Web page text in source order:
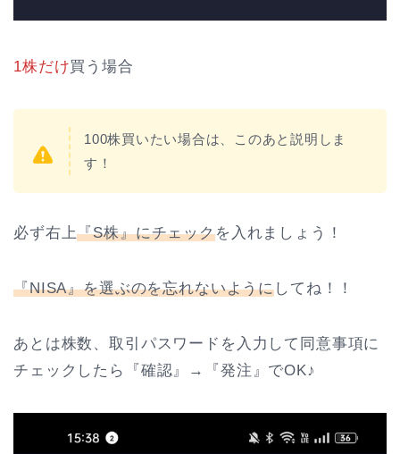
1株だけ買う場合
100株買いたい場合は、このあと説明しま
す！
必ず右上『S株』にチェックを入れましょう！
『NISA』を選ぶのを忘れないようにしてね！！
あとは株数、取引パスワードを入力して同意事項に
チェックしたら『確認』→『発注』でOK♪